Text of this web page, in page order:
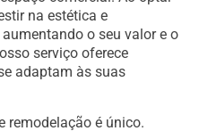
na estética e
o seu valor e o
serviço oferece
adaptam às suas
remodelação é único.